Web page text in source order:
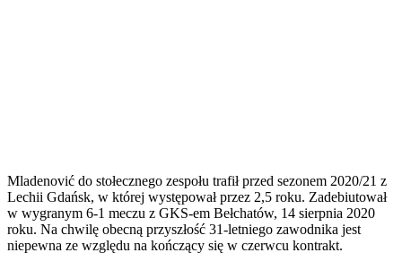
Mladenović do stołecznego zespołu trafił przed sezonem 2020/21 z
Lechii Gdańsk, w której występował przez 2,5 roku. Zadebiutował
w wygranym 6-1 meczu z GKS-em Bełchatów, 14 sierpnia 2020
roku. Na chwilę obecną przyszłość 31-letniego zawodnika jest
niepewna ze względu na kończący się w czerwcu kontrakt.